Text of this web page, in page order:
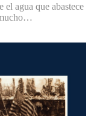
el agua que abastece